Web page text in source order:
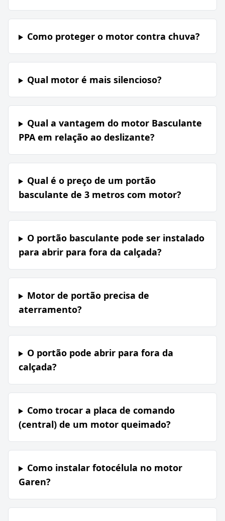
Como proteger o motor contra chuva?
Qual motor é mais silencioso?
Qual a vantagem do motor Basculante
PPA em relação ao deslizante?
Qual é o preço de um portão
basculante de 3 metros com motor?
O portão basculante pode ser instalado
para abrir para fora da calçada?
Motor de portão precisa de
aterramento?
O portão pode abrir para fora da
calçada?
Como trocar a placa de comando
(central) de um motor queimado?
Como instalar fotocélula no motor
Garen?